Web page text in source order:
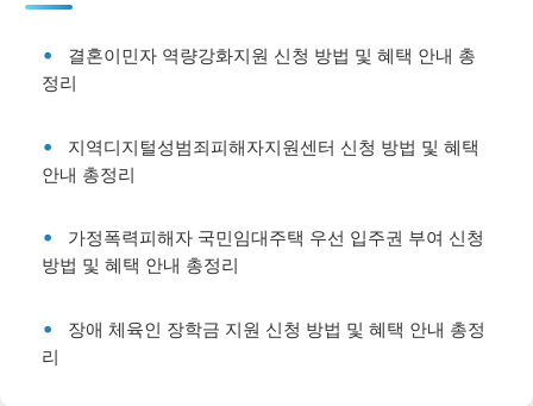
결혼이민자 역량강화지원 신청 방법 및 혜택 안내 총
정리
지역디지털성범죄피해자지원센터 신청 방법 및 혜택
안내 총정리
가정폭력피해자 국민임대주택 우선 입주권 부여 신청
방법 및 혜택 안내 총정리
장애 체육인 장학금 지원 신청 방법 및 혜택 안내 총정
리